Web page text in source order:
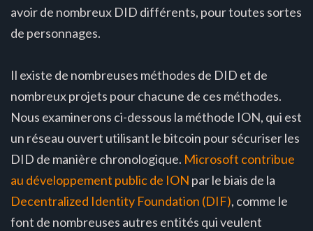
avoir de nombreux DID différents, pour toutes sortes
de personnages.
Il existe de nombreuses méthodes de DID et de
nombreux projets pour chacune de ces méthodes.
Nous examinerons ci-dessous la méthode ION, qui est
un réseau ouvert utilisant le bitcoin pour sécuriser les
DID de manière chronologique. Microsoft contribue
au développement public de ION par le biais de la
Decentralized Identity Foundation (DIF), comme le
font de nombreuses autres entités qui veulent